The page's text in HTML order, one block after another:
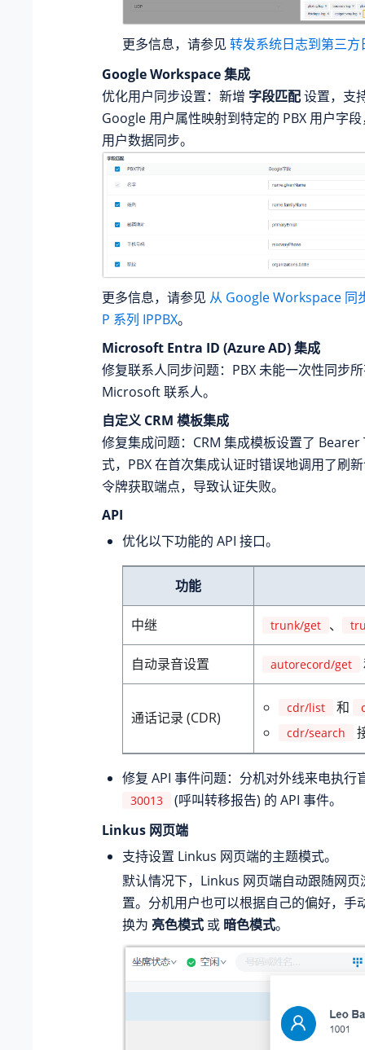
更多信息，请参见 转发系统日志到第三方
Google Workspace 集成
优化用户同步设置：新增 字段匹配设置，支
Google 用户属性映射到特定的 PBX 用户字
用户数据同步。
更多信息，请参见 从 Google Workspace 同
P 系列 IPPBX。
Microsoft Entra ID (Azure AD) 集成
修复联系人同步问题：PBX 未能一次性同步
Microsoft 联系人。
自定义 CRM 模板集成
修复集成问题：CRM 集成模板设置了
式，PBX 在首次集成认证时错误地调用了刷
令牌获取端点，导致认证失败。
API
优化以下功能的 API 接口。
功能
中继 trunk/get 、
自动录音设置 autorecord/get
通话记录 (CDR)
cdr/list 和
cdr/search
修复 API 事件问题：分机对外线来电执行
30013
(呼叫转移报告) 的 API 事件。
Linkus 网页端
支持设置 Linkus 网页端的主题模式。
默认情况下，Linkus 网页端自动跟随网
置。分机用户也可以根据自己的偏好，手
换为 亮色模式 或 暗色模式。